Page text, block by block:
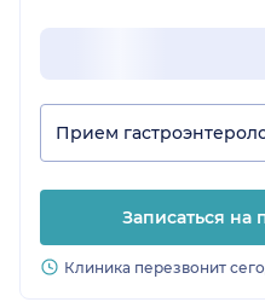
Прием
Записаться на
Клиника перезвонит